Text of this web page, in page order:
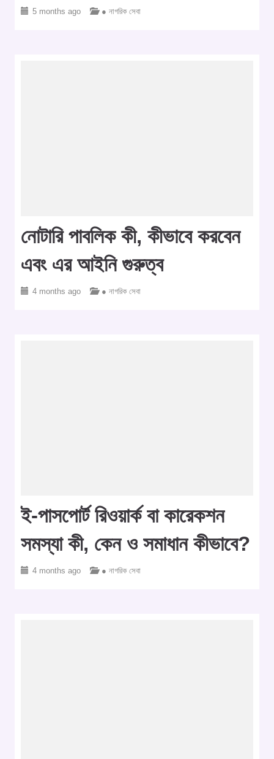
5 months ago ● নাগরিক সেবা
নোটারি পাবলিক কী, কীভাবে করবেন
এবং এর আইনি গুরুত্ব
4 months ago ● নাগরিক সেবা
ই-পাসপোর্ট রিওয়ার্ক বা কারেকশন
সমস্যা কী, কেন ও সমাধান কীভাবে?
4 months ago ● নাগরিক সেবা